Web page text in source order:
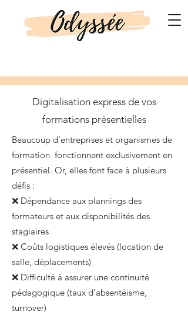
Digitalisation express de vos
formations présentielles
Beaucoup d’entreprises et organismes de
formation fonctionnent exclusivement en
présentiel. Or, elles font face à plusieurs
défis :
❌ Dépendance aux plannings des
formateurs et aux disponibilités des
stagiaires
❌ Coûts logistiques élevés (location de
salle, déplacements)
❌ Difficulté à assurer une continuité
pédagogique (taux d’absentéisme,
turnover)